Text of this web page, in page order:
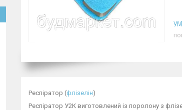
Респіратор (флізелін)
Респіратор У2К виготовлений із поролону з